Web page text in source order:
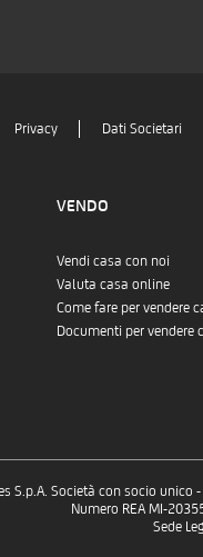
Privacy Dati Societari
VENDO
Vendi casa con noi
Valuta casa online
Come fare per vendere
Documenti per vendere
S.p.A. Società con socio
Numero REA MI-
Sede